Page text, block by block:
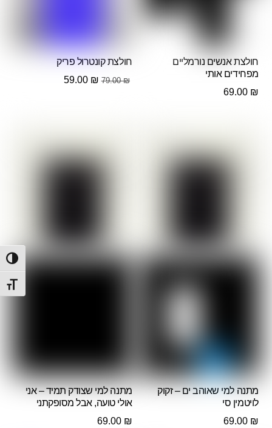
מתג
חולצת אנשים נורמליים
מפחידים אותי
69.00 ₪
חולצת קונטרול פריק
79.00₪
המחיר
59.00 ₪
מתנה למי שאוהב ים – זקוק
לויטמין סי
69.00 ₪
מתנה למי שצודק תמיד – אני
אולי טועה, אבל מסופקתני
69.00 ₪